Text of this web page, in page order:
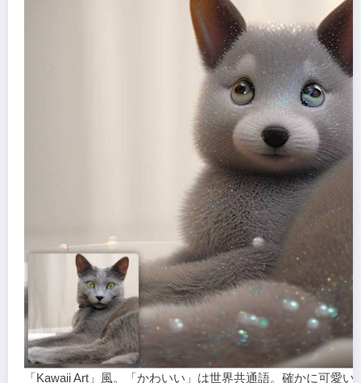
「Kawaii Art」風。「かわいい」は世界共通語。確かに可愛い